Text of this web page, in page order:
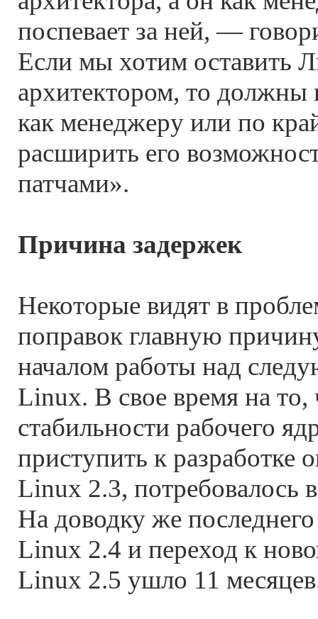
поспевает за ней, —
Если мы хотим оставить
архитектором, то должны
как менеджеру или по
расширить его
патчами».
Причина задержек
Некоторые видят в
поправок главную
началом работы над
Linux. В свое время на то,
стабильности рабочего
приступить к разработке
Linux 2.3, потребовалось
На доводку же
Linux 2.4 и переход к
Linux 2.5 ушло 11